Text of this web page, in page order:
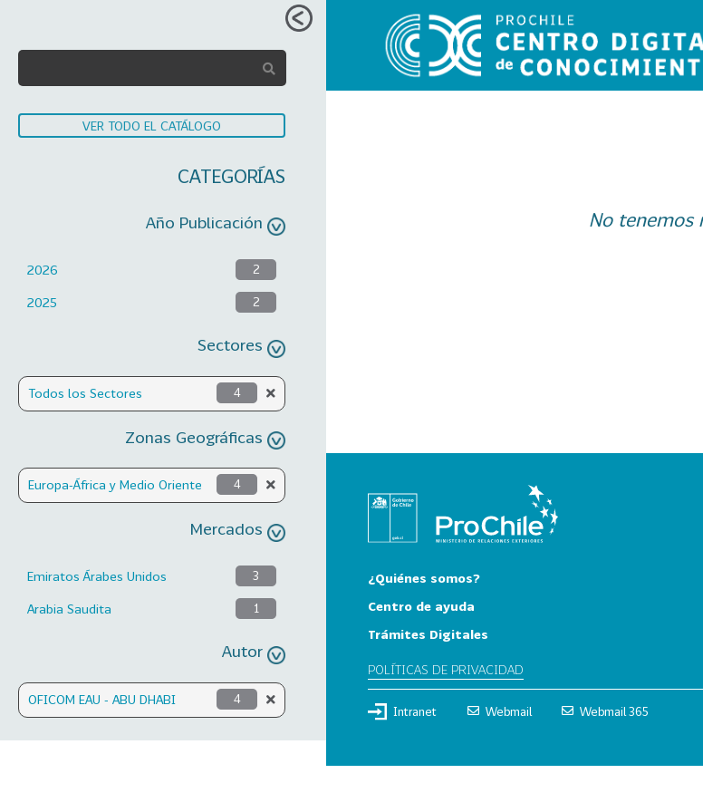
VER TODO EL CATÁLOGO
CATEGORÍAS
Año Publicación
2026 2
2025 2
Sectores
Todos los Sectores 4
Zonas Geográficas
Europa-África y Medio Oriente 4
Mercados
Emiratos Árabes Unidos 3
Arabia Saudita 1
Autor
OFICOM EAU - ABU DHABI 4
No tenemos
¿Quiénes somos?
Centro de ayuda
Trámites Digitales
POLÍTICAS DE PRIVACIDAD
Intranet Webmail Webmail 365